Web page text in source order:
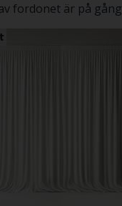
fordonet är på gång